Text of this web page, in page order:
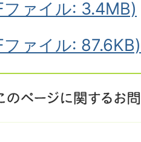
ファイル: 3.4MB)
ァイル: 87.6KB)